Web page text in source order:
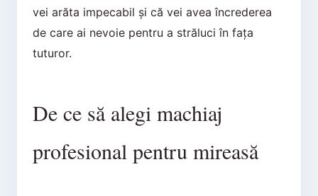
vei arăta impecabil și că vei avea încrederea
de care ai nevoie pentru a străluci în fața
tuturor.
De ce să alegi machiaj
profesional pentru mireasă